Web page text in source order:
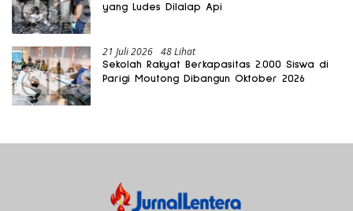
yang Ludes Dilalap Api
21 Juli 2026 48 Lihat
Sekolah Rakyat Berkapasitas 2.000 Siswa di
Parigi Moutong Dibangun Oktober 2026